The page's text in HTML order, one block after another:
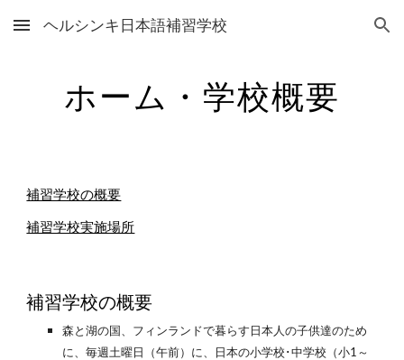
Skip to main content Skip to navigation
ヘルシンキ日本語補習学校
ホーム・学校概要
補習学校の概要
補習学校実施場所
補習学校の概要
森と湖の国、フィンランドで暮らす日本人の子供達のため
に、毎週土曜日（午前）に、日本の小学校･中学校（小1～